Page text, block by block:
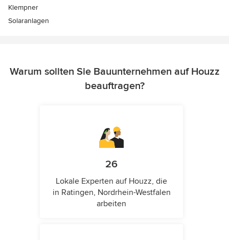
Klempner
Solaranlagen
Warum sollten Sie Bauunternehmen auf Houzz
beauftragen?
26
Lokale Experten auf Houzz, die
in Ratingen, Nordrhein-Westfalen
arbeiten